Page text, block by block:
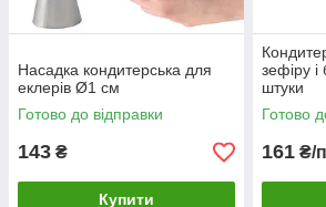
Насадка кондитерська для
еклерів Ø1 см
Готово до відправки
143 ₴
Купити
зефіру
штуки
Готово
161 ₴/